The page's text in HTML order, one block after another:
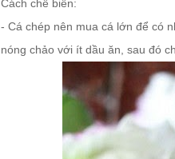
Cách chế biến:
- Cá chép nên mua cá lớn để có
nóng chảo với ít dầu ăn, sau đó